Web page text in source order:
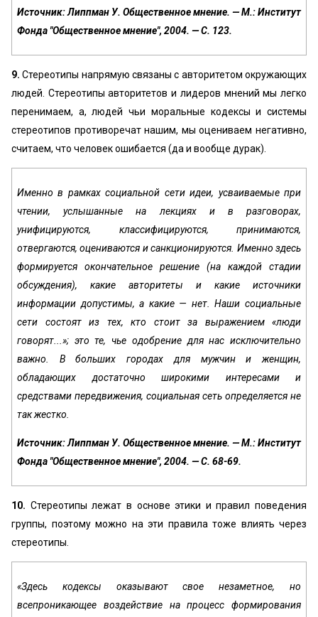
Источник: Липпман У. Общественное мнение. — М.: Институт
Фонда "Общественное мнение", 2004. — С. 123.
9.Стереотипы напрямую связаны с авторитетом окружающих
людей. Стереотипы авторитетов и лидеров мнений мы легко
перенимаем, а, людей чьи моральные кодексы и системы
стереотипов противоречат нашим, мы оцениваем негативно,
считаем, что человек ошибается (да и вообще дурак).
Именно в рамках социальной сети идеи, усваиваемые при
чтении, услышанные на лекциях и в разговорах,
унифицируются, классифицируются, принимаются,
отвергаются, оцениваются и санкционируются. Именно здесь
формируется окончательное решение (на каждой стадии
обсуждения), какие авторитеты и какие источники
информации допустимы, а какие — нет. Наши социальные
сети состоят из тех, кто стоит за выражением «люди
говорят...»; это те, чье одобрение для нас исключительно
важно. В больших городах для мужчин и женщин,
обладающих достаточно широкими интересами и
средствами передвижения, социальная сеть определяется не
так жестко.
Источник: Липпман У. Общественное мнение. — М.: Институт
Фонда "Общественное мнение", 2004. — С. 68-69.
10. Стереотипы лежат в основе этики и правил поведения
группы, поэтому можно на эти правила тоже влиять через
стереотипы.
«Здесь кодексы оказывают свое незаметное, но
всепроникающее воздействие на процесс формирования